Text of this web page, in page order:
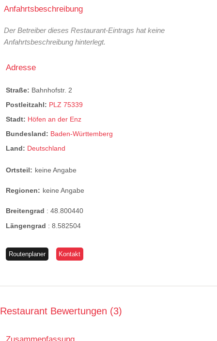
Anfahrtsbeschreibung
Der Betreiber dieses Restaurant-Eintrags hat keine
Anfahrtsbeschreibung hinterlegt.
Adresse
Straße: Bahnhofstr. 2
Postleitzahl: PLZ 75339
Stadt: Höfen an der Enz
Bundesland: Baden-Württemberg
Land: Deutschland
Ortsteil: keine Angabe
Regionen: keine Angabe
Breitengrad : 48.800440
Längengrad : 8.582504
Routenplaner Kontakt
Restaurant Bewertungen 3
Zusammenfassung